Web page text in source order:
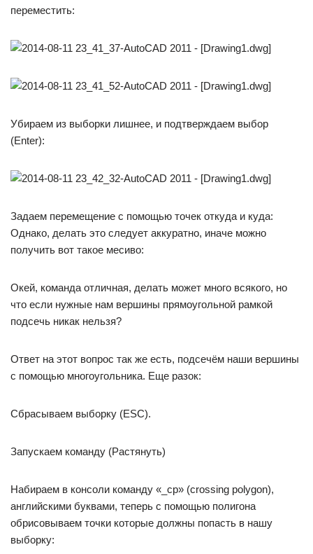
переместить:
Убираем из выборки лишнее, и подтверждаем выбор
(Enter):
Задаем перемещение с помощью точек откуда и куда:
Однако, делать это следует аккуратно, иначе можно
получить вот такое месиво:
Окей, команда отличная, делать может много всякого, но
что если нужные нам вершины прямоугольной рамкой
подсечь никак нельзя?
Ответ на этот вопрос так же есть, подсечём наши вершины
с помощью многоугольника. Еще разок:
Сбрасываем выборку (ESC).
Запускаем команду (Растянуть)
Набираем в консоли команду «_cp» (crossing polygon),
английскими буквами, теперь с помощью полигона
обрисовываем точки которые должны попасть в нашу
выборку: